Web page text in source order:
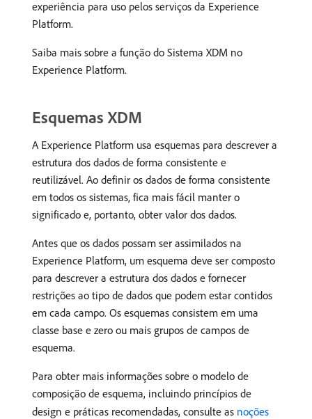
experiência para uso pelos serviços da Experience
Platform.
Saiba mais sobre a função do Sistema XDM no
Experience Platform.
Esquemas XDM
A Experience Platform usa esquemas para descrever a
estrutura dos dados de forma consistente e
reutilizável. Ao definir os dados de forma consistente
em todos os sistemas, fica mais fácil manter o
significado e, portanto, obter valor dos dados.
Antes que os dados possam ser assimilados na
Experience Platform, um esquema deve ser composto
para descrever a estrutura dos dados e fornecer
restrições ao tipo de dados que podem estar contidos
em cada campo. Os esquemas consistem em uma
classe base e zero ou mais grupos de campos de
esquema.
Para obter mais informações sobre o modelo de
composição de esquema, incluindo princípios de
design e práticas recomendadas, consulte as noções